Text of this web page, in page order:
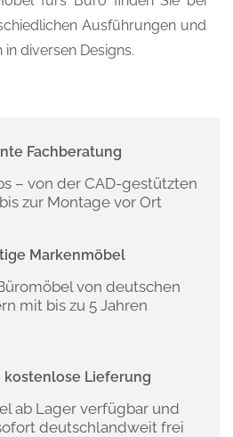
Ausführungen und
diversen Designs.
Fachberatung
– von der CAD-gestützten
zur Montage vor Ort
Markenmöbel
von deutschen
mit bis zu 5 Jahren
kostenlose Lieferung
ab Lager verfügbar und
deutschlandweit frei